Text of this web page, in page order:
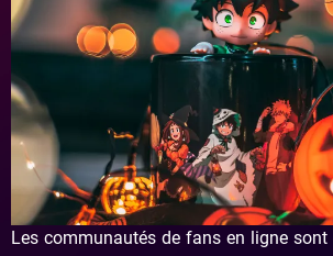
Les communautés de fans en ligne sont